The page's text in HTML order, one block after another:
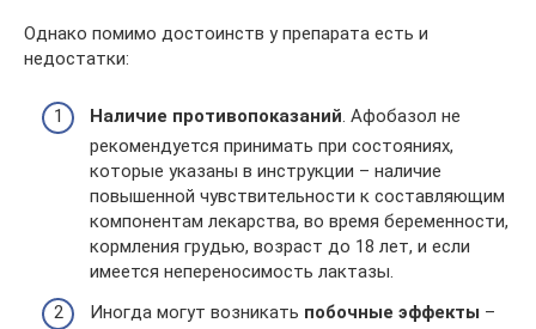
Однако помимо достоинств у препарата есть и
недостатки:
Наличие противопоказаний. Афобазол не
рекомендуется принимать при состояниях,
которые указаны в инструкции – наличие
повышенной чувствительности к составляющим
компонентам лекарства, во время беременности,
кормления грудью, возраст до 18 лет, и если
имеется непереносимость лактазы.
Иногда могут возникать побочные эффекты –